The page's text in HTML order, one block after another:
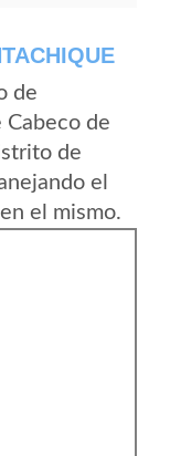
de
de
de
el
el mismo.